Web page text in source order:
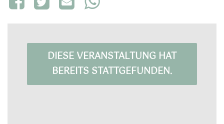
DIESE VERANSTALTUNG HAT
BEREITS STATTGEFUNDEN.